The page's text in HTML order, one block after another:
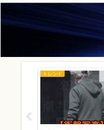
トレンド